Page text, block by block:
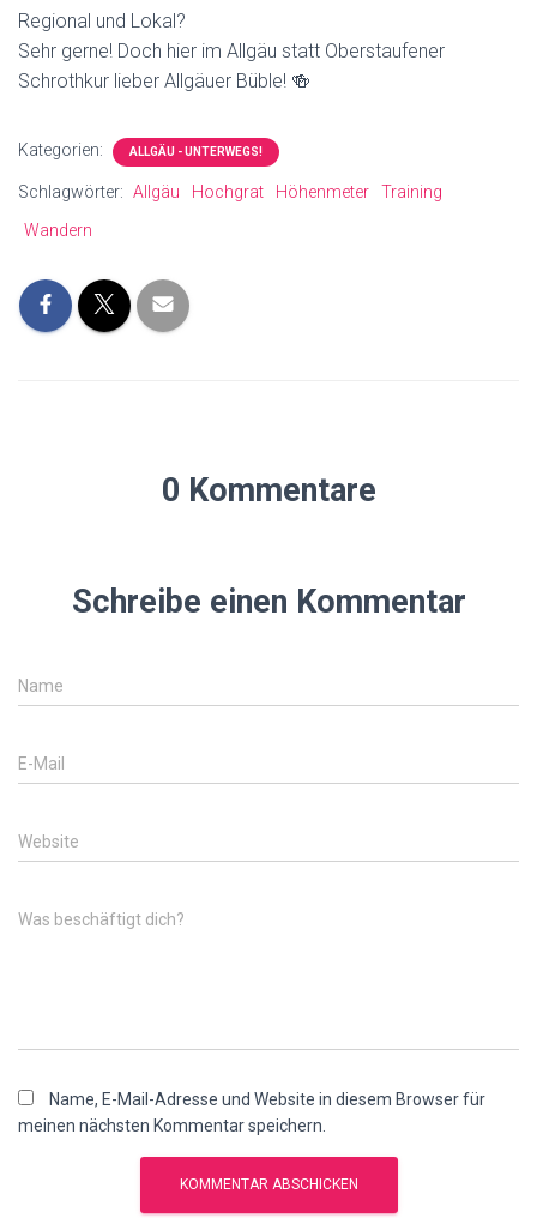
Regional und Lokal?
Sehr gerne! Doch hier im Allgäu statt Oberstaufener
Schrothkur lieber Allgäuer Büble! 🍻
Kategorien: ALLGÄU - UNTERWEGS!
Schlagwörter: Allgäu Hochgrat Höhenmeter
Training
Wandern
0 Kommentare
Schreibe einen Kommentar
Name
E-Mail
Website
Was beschäftigt dich?
Name, E-Mail-Adresse und Website in diesem Browser für
meinen nächsten Kommentar speichern.